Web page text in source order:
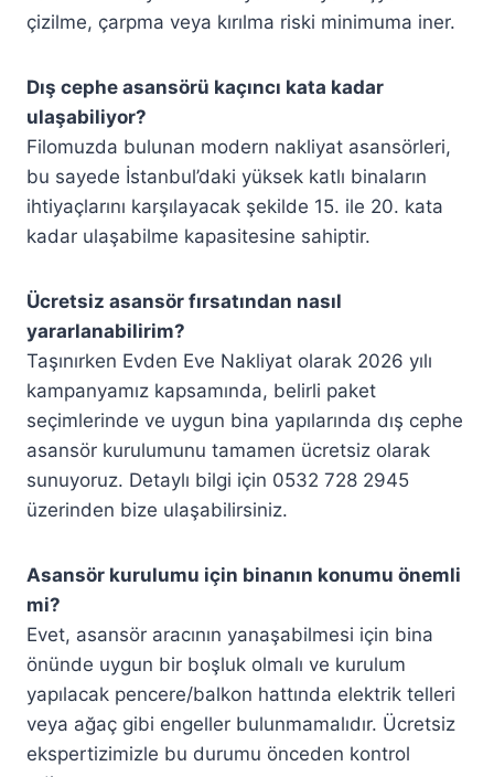
çizilme, çarpma veya kırılma riski minimuma iner.
Dış cephe asansörü kaçıncı kata kadar
ulaşabiliyor?
Filomuzda bulunan modern nakliyat asansörleri,
bu sayede İstanbul’daki yüksek katlı binaların
ihtiyaçlarını karşılayacak şekilde 15. ile 20. kata
kadar ulaşabilme kapasitesine sahiptir.
Ücretsiz asansör fırsatından nasıl
yararlanabilirim?
Taşınırken Evden Eve Nakliyat olarak 2026 yılı
kampanyamız kapsamında, belirli paket
seçimlerinde ve uygun bina yapılarında dış cephe
asansör kurulumunu tamamen ücretsiz olarak
sunuyoruz. Detaylı bilgi için 0532 728 2945
üzerinden bize ulaşabilirsiniz.
Asansör kurulumu için binanın konumu önemli
mi?
Evet, asansör aracının yanaşabilmesi için bina
önünde uygun bir boşluk olmalı ve kurulum
yapılacak pencere/balkon hattında elektrik telleri
veya ağaç gibi engeller bulunmamalıdır. Ücretsiz
ekspertizimizle bu durumu önceden kontrol